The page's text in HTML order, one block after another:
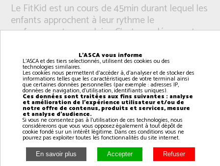
Le FitKid est un cours de 45min durant lequel les
enfants approchent à leur rythme le
renforcement musculaire. C’est une découverte
circuits et des exercices de musculation adaptés
à leurs âges.
L'ASCA vous informe
L'ASCA et des tiers selectionnés, utilisent des cookies ou des
technologies similaires.
Les cookies nous permettent d'accéder à, d'analyser et de stocker des
informations telles que les caractéristiques de votre terminal ainsi
que certaines données personnelles (par exemple : adresses IP,
données de navigation, d'utilisation, identifiants uniques).
Ces données sont traitées aux fins suivantes : analyse
et amélioration de l'expérience utilisateur et/ou de
notre offre de contenus, produits et services, mesure
et analyse d'audience.
Si vous ne consentez pas à l'utilisation de ces technologies, nous
considérerons que vous vous opposez également à tout dépôt de
cookie fondé sur un intérêt légitime. Dans ces conditions vous ne
pourrez pas exploiter toutes les fonctionnalités du site internet.